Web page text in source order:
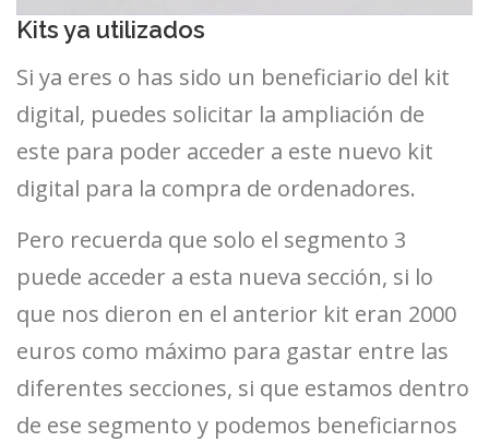
Kits ya utilizados
Si ya eres o has sido un beneficiario del kit
digital, puedes solicitar la ampliación de
este para poder acceder a este nuevo kit
digital para la compra de ordenadores.
Pero recuerda que solo el segmento 3
puede acceder a esta nueva sección, si lo
que nos dieron en el anterior kit eran 2000
euros como máximo para gastar entre las
diferentes secciones, si que estamos dentro
de ese segmento y podemos beneficiarnos